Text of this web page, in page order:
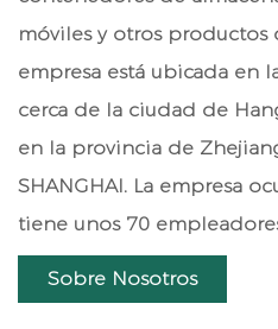
móviles y otros productos
empresa está ubicada en
cerca de la ciudad de
en la provincia de
SHANGHAI. La empresa
tiene unos 70
Sobre Nosotros